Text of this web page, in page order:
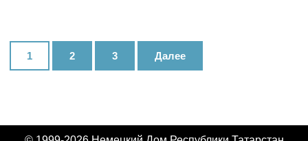
Навигация
по
1 2 3 Далее